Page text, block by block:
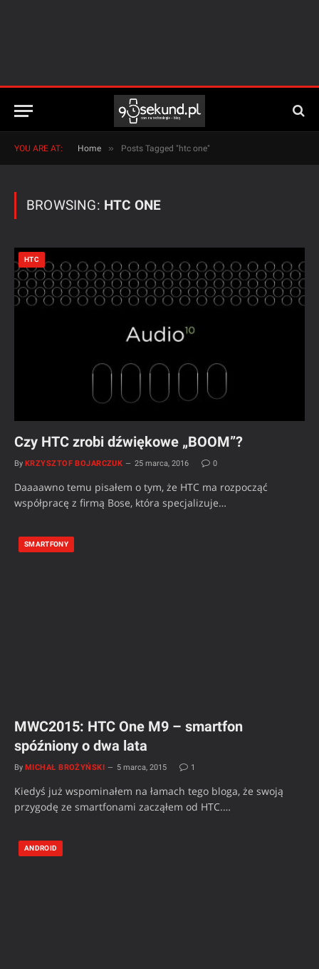
YOU ARE AT: Home » Posts Tagged "htc one"
BROWSING: HTC ONE
HTC
Czy HTC zrobi dźwiękowe „BOOM”?
By KRZYSZTOF BOJARCZUK 25 marca, 2016 0
Daaaawno temu pisałem o tym, że HTC ma rozpocząć
współpracę z firmą Bose, która specjalizuje…
SMARTFONY
MWC2015: HTC One M9 – smartfon
spóźniony o dwa lata
By MICHAŁ BROŻYŃSKI 5 marca, 2015 1
Kiedyś już wspominałem na łamach tego bloga, że swoją
przygodę ze smartfonami zacząłem od HTC.…
ANDROID